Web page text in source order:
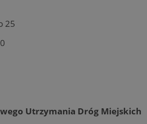
25
Utrzymania Dróg Miejskich